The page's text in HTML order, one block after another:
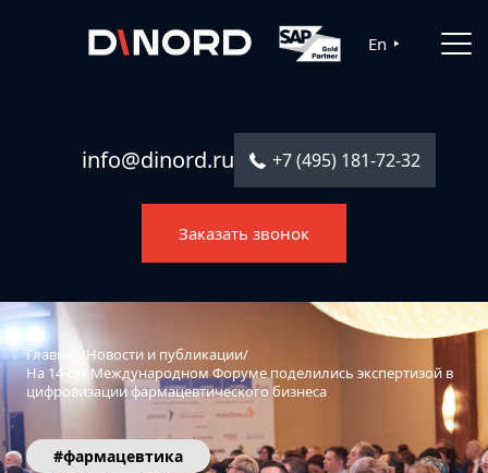
En
info@dinord.ru +7 (495) 181-72-32
Заказать звонок
Главная /Новости и публикации/
На 14-ом Международном Форуме поделились экспертизой в
цифровизации фармацевтического бизнеса
#фармацевтика
Главная
Отрасли
О компании
Контакты